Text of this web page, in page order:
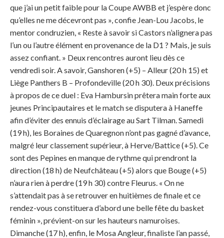
que j’ai un petit faible pour la Coupe AWBB et j’espère donc
qu’elles ne me décevront pas », confie Jean-Lou Jacobs, le
mentor condruzien, « Reste à savoir si Castors n’alignera pas
l’un ou l’autre élément en provenance de la D1 ? Mais, je suis
assez confiant. » Deux rencontres auront lieu dès ce
vendredi soir. A savoir, Ganshoren (+5) – Alleur (20 h 15) et
Liège Panthers B – Profondeville (20 h 30). Deux précisions
à propos de ce duel : Eva Hambursin prêtera main forte aux
jeunes Principautaires et le match se disputera à Haneffe
afin d’éviter des ennuis d’éclairage au Sart Tilman. Samedi
(19 h), les Boraines de Quaregnon n’ont pas gagné d’avance,
malgré leur classement supérieur, à Herve/Battice (+5). Ce
sont des Pepines en manque de rythme qui prendront la
direction (18 h) de Neufchâteau (+5) alors que Bouge (+5)
n’aura rien à perdre (19 h 30) contre Fleurus. « On ne
s’attendait pas à se retrouver en huitièmes de finale et ce
rendez-vous constituera d’abord une belle fête du basket
féminin », prévient-on sur les hauteurs namuroises.
Dimanche (17 h), enfin, le Mosa Angleur, finaliste l’an passé,